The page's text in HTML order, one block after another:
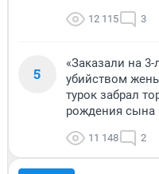
12 115 3
5
«Заказали на 3-
убийством
турок забрал
рождения сына
11 148 2